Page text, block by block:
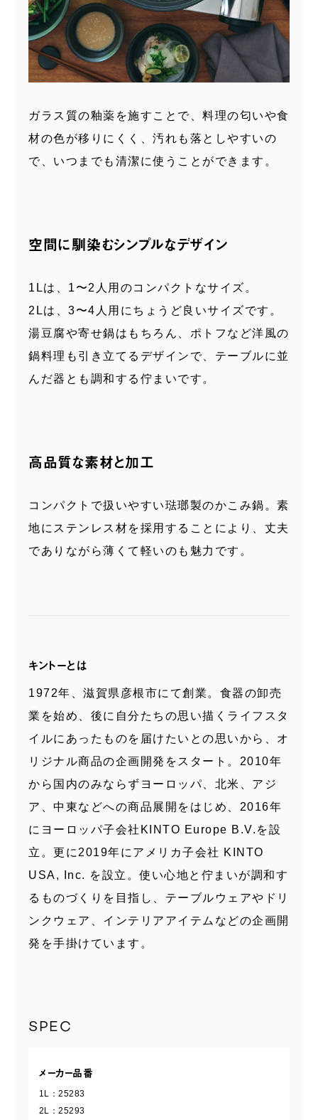
ガラス質の釉薬を施すことで、料理の匂いや食
材の色が移りにくく、汚れも落としやすいの
で、いつまでも清潔に使うことができます。
空間に馴染むシンプルなデザイン
1Lは、1〜2人用のコンパクトなサイズ。
2Lは、3〜4人用にちょうど良いサイズです。
湯豆腐や寄せ鍋はもちろん、ポトフなど洋風の
鍋料理も引き立てるデザインで、テーブルに並
んだ器とも調和する佇まいです。
高品質な素材と加工
コンパクトで扱いやすい琺瑯製のかこみ鍋。素
地にステンレス材を採用することにより、丈夫
でありながら薄くて軽いのも魅力です。
キントーとは
1972年、滋賀県彦根市にて創業。食器の卸売
業を始め、後に自分たちの思い描くライフスタ
イルにあったものを届けたいとの思いから、オ
リジナル商品の企画開発をスタート。2010年
から国内のみならずヨーロッパ、北米、アジ
ア、中東などへの商品展開をはじめ、2016年
にヨーロッパ子会社KINTO Europe B.V.を設
立。更に2019年にアメリカ子会社 KINTO
USA, Inc. を設立。使い心地と佇まいが調和す
るものづくりを目指し、テーブルウェアやドリ
ンクウェア、インテリアアイテムなどの企画開
発を手掛けています。
SPEC
メーカー品番
1L：25283
2L：25293